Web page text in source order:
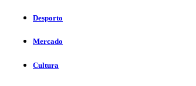
Desporto
Mercado
Cultura